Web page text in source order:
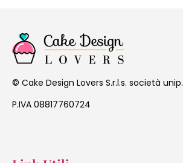
© Cake Design Lovers S.r.l.s. società unip.
P.IVA 08817760724